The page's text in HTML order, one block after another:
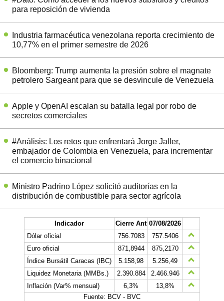
para reposición de vivienda
Industria farmacéutica venezolana reporta crecimiento de
10,77% en el primer semestre de 2026
Bloomberg: Trump aumenta la presión sobre el magnate
petrolero Sargeant para que se desvincule de Venezuela
Apple y OpenAI escalan su batalla legal por robo de
secretos comerciales
#Análisis: Los retos que enfrentará Jorge Jaller,
embajador de Colombia en Venezuela, para incrementar
el comercio binacional
Ministro Padrino López solicitó auditorías en la
distribución de combustible para sector agrícola
Indicador Cierre Ant 07/08/2026
Dólar oficial
756.7083
757.5406
Euro oficial
871,8944
875,2170
Índice Bursátil Caracas (IBC)
5.158,98
5.256,49
Liquidez Monetaria (MMBs.)
2.390.884
2.466.946
Inflación (Var% mensual)
6,3%
13,8%
Fuente: BCV - BVC